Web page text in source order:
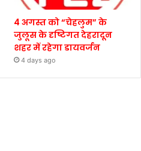
4 अगस्त को “चेहलुम” के
जुलूस के दृष्टिगत देहरादून
शहर में रहेगा डायवर्जन
4 days ago